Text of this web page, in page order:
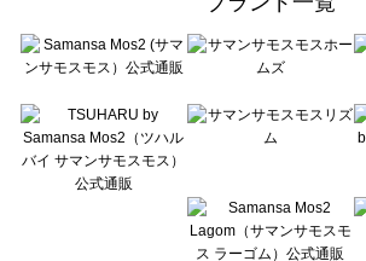
sō4ū（ソウフォーユー）のワンピース一覧
Te chichi（テチチ）のワンピース一覧
Te chichi CLASSIC（テチチ クラシック）のワンピース一覧
Lugnoncure（ルノンキュール）のワンピース一覧
BETTY'S BLUE（べティーズブルー）のワンピース一覧
Wpc.（ワールドパーティー）のワンピース一覧